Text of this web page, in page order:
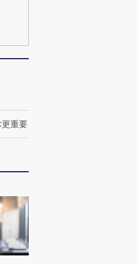
CFO：不靠规模取胜，华
重要